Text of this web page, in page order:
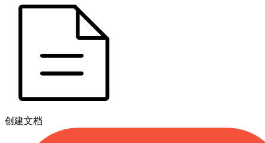
创建文档